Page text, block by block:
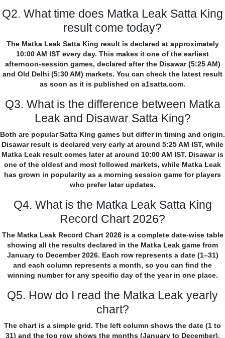
Q2. What time does Matka Leak Satta King
result come today?
The Matka Leak Satta King result is declared at approximately
10:00 AM IST every day. This makes it one of the earliest
afternoon-session games, declared after the Disawar (5:25 AM)
and Old Delhi (5:30 AM) markets. You can check the latest result
as soon as it is published on a1satta.com.
Q3. What is the difference between Matka
Leak and Disawar Satta King?
Both are popular Satta King games but differ in timing and origin.
Disawar result is declared very early at around 5:25 AM IST, while
Matka Leak result comes later at around 10:00 AM IST. Disawar is
one of the oldest and most followed markets, while Matka Leak
has grown in popularity as a morning session game for players
who prefer later updates.
Q4. What is the Matka Leak Satta King
Record Chart 2026?
The Matka Leak Record Chart 2026 is a complete date-wise table
showing all the results declared in the Matka Leak game from
January to December 2026. Each row represents a date (1–31)
and each column represents a month, so you can find the
winning number for any specific day of the year in one place.
Q5. How do I read the Matka Leak yearly
chart?
The chart is a simple grid. The left column shows the date (1 to
31) and the top row shows the months (January to December).